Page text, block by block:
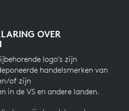
OVER
logo's zijn
handelsmerken van
of zijn
in de VS en andere landen.